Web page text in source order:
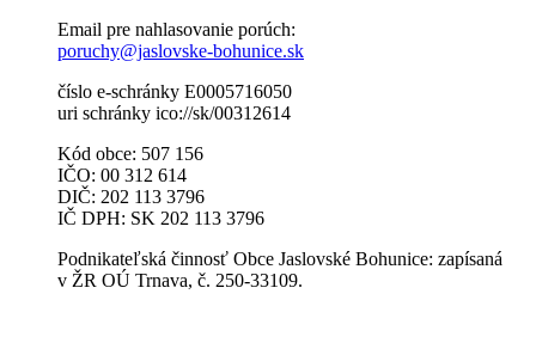
Email pre nahlasovanie porúch:
poruchy@jaslovske-bohunice.sk
číslo e-schránky E0005716050
uri schránky ico://sk/00312614
Kód obce: 507 156
IČO: 00 312 614
DIČ: 202 113 3796
IČ DPH: SK 202 113 3796
Podnikateľská činnosť Obce Jaslovské Bohunice: zapísaná
v ŽR OÚ Trnava, č. 250-33109.